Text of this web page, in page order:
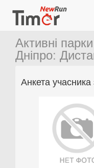
Активні
Дніпро:
Анкета учасника